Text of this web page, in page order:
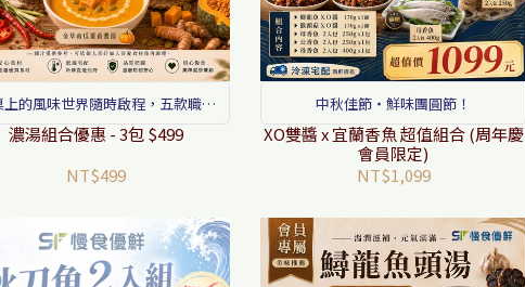
上的風味世界隨時啟程，五款職人
底，為您的日常料理注入無限靈
濃湯組合優惠 - 3包 $499
NT$499
中秋佳節・鮮味團圓節！
XO雙醬 x 宜蘭香魚 超值組合 (周年慶
會員限定)
NT$1,099